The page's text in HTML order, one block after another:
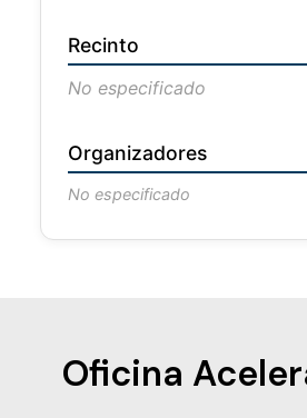
Recinto
No especificado
Organizadores
No especificado
Oficina